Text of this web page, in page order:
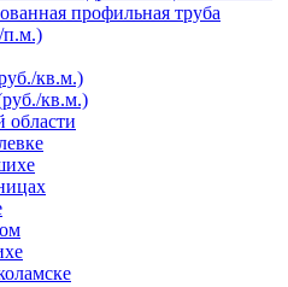
профильная труба
п.м.)
кв.м.)
кв.м.)
области